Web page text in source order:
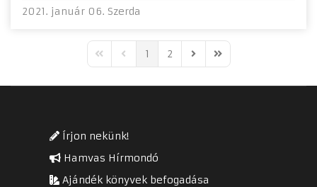
2021. január 06. Szerda
First PagePrevious Page
1 2 Next PageLast Page
Írjon nekünk!
Hamvas Hírmondó
Ajándék könyvek befogadása